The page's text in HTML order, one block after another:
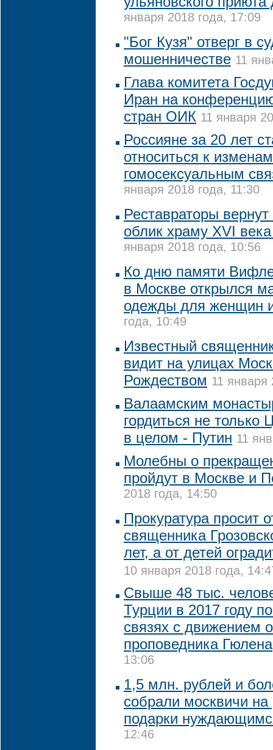
января 2018 года, 17:09
"Бог Кузя" отверг в
мошенничестве 11
Глава комитета
Иран на
стран ОИК 11 января
Россияне за 20 лет
относиться к
гомосексуальным
января 2018 года, 11:30
Реставраторы
облик храму XVI
января 2018 года, 10:56
Ко дню памяти
в Москве открылся
одежды для женщин
года, 10:49
Известный
видит на улицах
Рождеством 11 января
Валаамским
гордиться не только
в целом - Путин 11
Молебны о
пройдут в Москве и
2018 года, 14:50
Прокуратура просит
священника
лет, а от детей
10 января 2018 года,
Свыше 48 тыс.
Турции в 2017 году
связях с движением
проповедника Гюлена
13:06
1,5 млн. рублей и
собрали москвичи на
подарки
12:46